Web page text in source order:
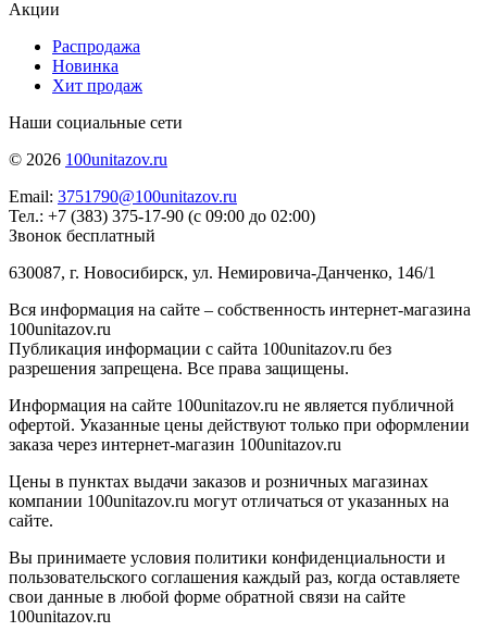
Акции
Распродажа
Новинка
Хит продаж
Наши социальные сети
© 2026 100unitazov.ru
Email: 3751790@100unitazov.ru
Тел.: +7 (383) 375-17-90 (с 09:00 до 02:00)
Звонок бесплатный
630087, г. Новосибирск, ул. Немировича-Данченко, 146/1
Вся информация на сайте – собственность интернет-магазина
100unitazov.ru
Публикация информации с сайта 100unitazov.ru без
разрешения запрещена. Все права защищены.
Информация на сайте 100unitazov.ru не является публичной
офертой. Указанные цены действуют только при оформлении
заказа через интернет-магазин 100unitazov.ru
Цены в пунктах выдачи заказов и розничных магазинах
компании 100unitazov.ru могут отличаться от указанных на
сайте.
Вы принимаете условия политики конфиденциальности и
пользовательского соглашения каждый раз, когда оставляете
свои данные в любой форме обратной связи на сайте
100unitazov.ru